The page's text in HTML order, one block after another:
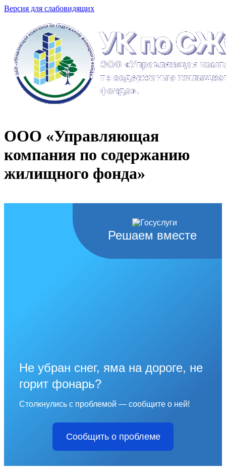
Версия для слабовидящих
ООО «Управляющая
компания по содержанию
жилищного фонда»
Решаем вместе
Не убран снег, яма на дороге, не
горит фонарь?
Столкнулись с проблемой — сообщите о ней!
Сообщить о проблеме